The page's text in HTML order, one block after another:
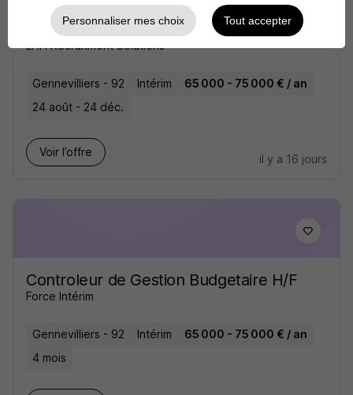
Responsable du Contrôle de Gestion
H/F
LHH Recruitment Solutions
Gennevilliers - 92 Intérim
65 000 - 75 000 € / an
24 août - 24 déc.
Voir l’offre
il y a 16 jours
Controleur de Gestion Budgetaire H/F
Force Intérim
Gennevilliers - 92 Intérim
65 000 - 75 000 € / an
4 mois
Personnaliser mes choix Tout accepter